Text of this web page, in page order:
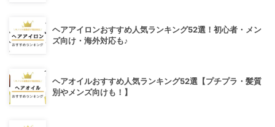
ヘアアイロンおすすめ人気ランキング52選！初心者・メン
ズ向け・海外対応も♪
ヘアオイルおすすめ人気ランキング52選【プチプラ・髪質
別やメンズ向けも！】